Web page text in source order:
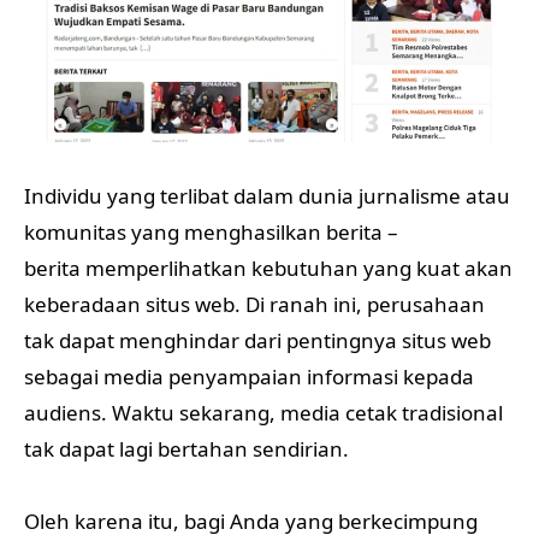
Individu yang terlibat dalam dunia jurnalisme atau
komunitas yang menghasilkan berita –
berita memperlihatkan kebutuhan yang kuat akan
keberadaan situs web. Di ranah ini, perusahaan
tak dapat menghindar dari pentingnya situs web
sebagai media penyampaian informasi kepada
audiens. Waktu sekarang, media cetak tradisional
tak dapat lagi bertahan sendirian.
Oleh karena itu, bagi Anda yang berkecimpung